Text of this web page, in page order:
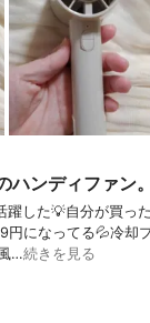
ンディファン。
躍した💡自分が買っ
円になってる💦冷却
…続きを見る